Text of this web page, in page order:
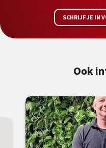
SCHRIJF JE IN
Ook